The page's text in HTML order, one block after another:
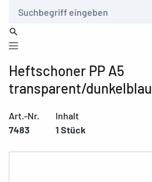
Heftschoner PP A5
transparent/dunkelblau
Art.-Nr.
7483
Inhalt
1 Stück